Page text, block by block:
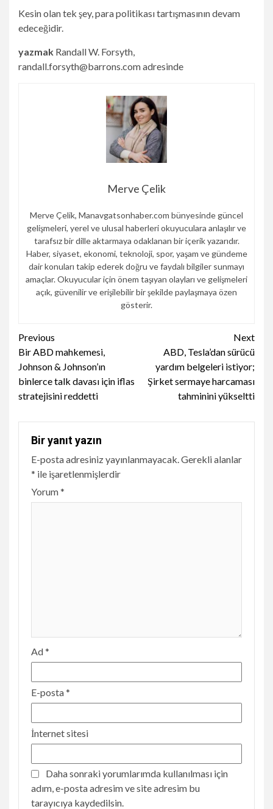
Kesin olan tek şey, para politikası tartışmasının devam
edeceğidir.
yazmak Randall W. Forsyth,
randall.forsyth@barrons.comadresinde
Merve Çelik
Merve Çelik, Manavgatsonhaber.com bünyesinde güncel
gelişmeleri, yerel ve ulusal haberleri okuyuculara anlaşılır ve
tarafsız bir dille aktarmaya odaklanan bir içerik yazarıdır.
Haber, siyaset, ekonomi, teknoloji, spor, yaşam ve gündeme
dair konuları takip ederek doğru ve faydalı bilgiler sunmayı
amaçlar. Okuyucular için önem taşıyan olayları ve gelişmeleri
açık, güvenilir ve erişilebilir bir şekilde paylaşmaya özen
gösterir.
Continue
Reading
Previous
Bir ABD mahkemesi,
Johnson & Johnson’ın
binlerce talk davası için iflas
stratejisini reddetti
Next
ABD, Tesla’dan sürücü
yardım belgeleri istiyor;
Şirket sermaye harcaması
tahminini yükseltti
Bir yanıt yazın
E-posta adresiniz yayınlanmayacak.Gerekli alanlar
* ile işaretlenmişlerdir
Yorum*
Ad*
E-posta*
İnternet sitesi
Daha sonraki yorumlarımda kullanılması için
adım, e-posta adresim ve site adresim bu
tarayıcıya kaydedilsin.